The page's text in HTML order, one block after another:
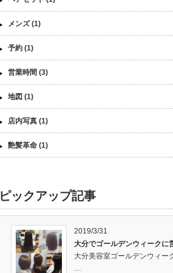
メンズ(1)
予約 (1)
営業時間 (3)
地図 (1)
店内写真 (1)
艶髪革命 (1)
ピックアップ記事
2019/3/31
大分でゴールデンウィークに
大分美容室ゴールデンウィー
…